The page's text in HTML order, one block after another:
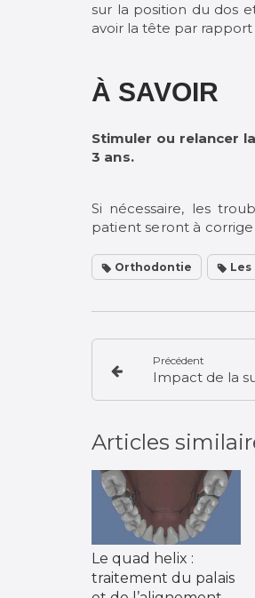
sur la position du dos
avoir la tête par rapport
À SAVOIR
Stimuler ou relancer
3 ans.
Si nécessaire, les
patient seront à
Orthodontie
Précédent
Articles
Le quad helix :
traitement du palais